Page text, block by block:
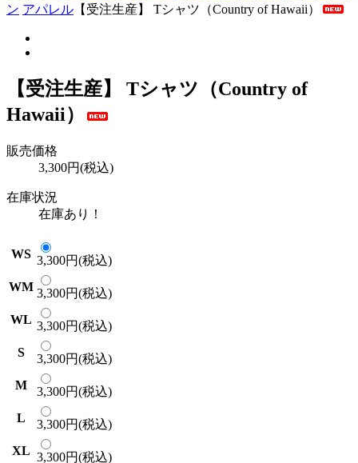
ン アパレル 【受注生産】 Tシャツ（Country of Hawaii）
【受注生産】 Tシャツ（Country of
Hawaii）
販売価格
3,300円(税込)
在庫状況
在庫あり！
WS 3,300円(税込)
WM 3,300円(税込)
WL 3,300円(税込)
S
3,300円(税込)
M
3,300円(税込)
L
3,300円(税込)
XL 3,300円(税込)